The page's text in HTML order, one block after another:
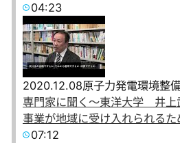
04:23
2020.12.08原子力発電環境整
専門家に聞く～東洋大学 井上
事業が地域に受け入れられる
07:12